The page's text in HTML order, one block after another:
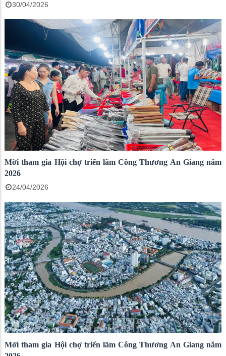
30/04/2026
Mời tham gia Hội chợ triển lãm Công Thương An Giang năm
2026
24/04/2026
Mời tham gia Hội chợ triển lãm Công Thương An Giang năm